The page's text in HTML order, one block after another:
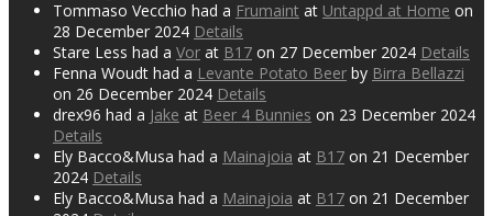
Tommaso Vecchio had a Frumaint at Untappd at Home on
28 December 2024 Details
Stare Less had a Vor at B17 on 27 December 2024 Details
Fenna Woudt had a Levante Potato Beer by Birra Bellazzi
on 26 December 2024 Details
drex96 had a Jake at Beer 4 Bunnies on 23 December 2024
Details
Ely Bacco&Musa had a Mainajoia at B17 on 21 December
2024 Details
Ely Bacco&Musa had a Mainajoia at B17 on 21 December